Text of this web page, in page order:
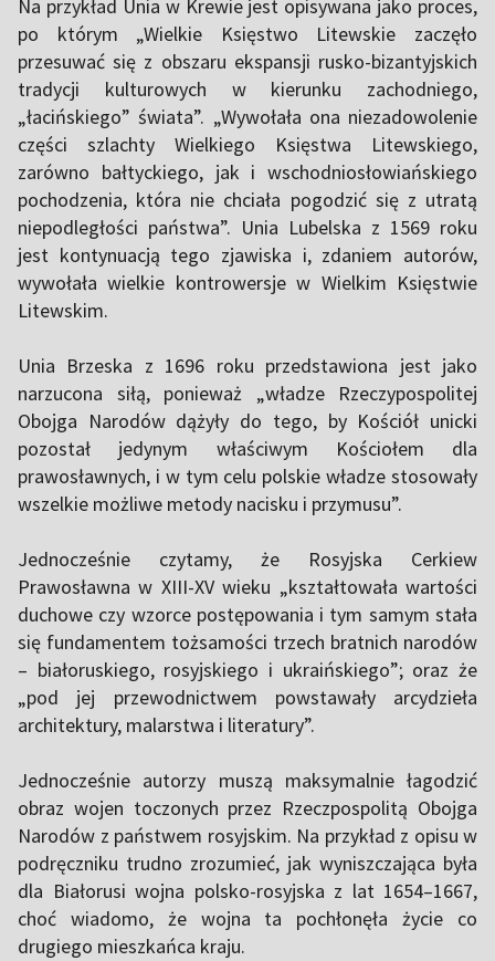
Na przykład Unia w Krewie jest opisywana jako proces,
po którym „Wielkie Księstwo Litewskie zaczęło
przesuwać się z obszaru ekspansji rusko-bizantyjskich
tradycji kulturowych w kierunku zachodniego,
„łacińskiego” świata”. „Wywołała ona niezadowolenie
części szlachty Wielkiego Księstwa Litewskiego,
zarówno bałtyckiego, jak i wschodniosłowiańskiego
pochodzenia, która nie chciała pogodzić się z utratą
niepodległości państwa”. Unia Lubelska z 1569 roku
jest kontynuacją tego zjawiska i, zdaniem autorów,
wywołała wielkie kontrowersje w Wielkim Księstwie
Litewskim.
Unia Brzeska z 1696 roku przedstawiona jest jako
narzucona siłą, ponieważ „władze Rzeczypospolitej
Obojga Narodów dążyły do ​​tego, by Kościół unicki
pozostał jedynym właściwym Kościołem dla
prawosławnych, i w tym celu polskie władze stosowały
wszelkie możliwe metody nacisku i przymusu”.
Jednocześnie czytamy, że Rosyjska Cerkiew
Prawosławna w XIII-XV wieku „kształtowała wartości
duchowe czy wzorce postępowania i tym samym stała
się fundamentem tożsamości trzech bratnich narodów
– białoruskiego, rosyjskiego i ukraińskiego”; oraz że
„pod jej przewodnictwem powstawały arcydzieła
architektury, malarstwa i literatury”.
Jednocześnie autorzy muszą maksymalnie łagodzić
obraz wojen toczonych przez Rzeczpospolitą Obojga
Narodów z państwem rosyjskim. Na przykład z opisu w
podręczniku trudno zrozumieć, jak wyniszczająca była
dla Białorusi wojna polsko-rosyjska z lat 1654–1667,
choć wiadomo, że wojna ta pochłonęła życie co
drugiego mieszkańca kraju.